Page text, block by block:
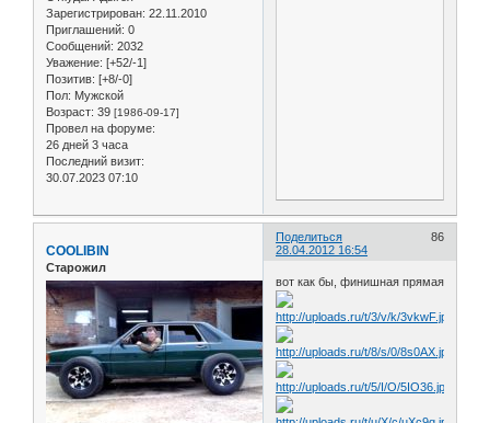
Зарегистрирован: 22.11.2010
Приглашений: 0
Сообщений: 2032
Уважение: [+52/-1]
Позитив: [+8/-0]
Пол: Мужской
Возраст: 39 [1986-09-17]
Провел на форуме:
26 дней 3 часа
Последний визит:
30.07.2023 07:10
Поделиться
86
28.04.2012 16:54
COOLIBIN
Старожил
вот как бы, финишная прямая